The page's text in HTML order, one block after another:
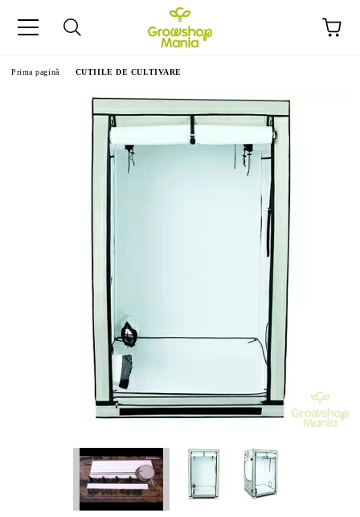
Prima pagină CUTIILE DE CULTIVARE